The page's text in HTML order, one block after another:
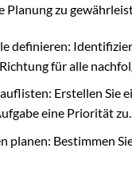
Planung zu
definieren:
für alle
Erstellen Sie
eine Priorität zu.
planen: Bestimmen